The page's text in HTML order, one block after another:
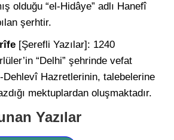
olduğu “el-Hidâye” adlı Hanefî
şerhtir.
[Şerefli Yazılar]: 1240
“Delhi” şehrinde vefat
Dehlevî Hazretlerinin, talebelerine
mektuplardan oluşmaktadır.
Yazılar